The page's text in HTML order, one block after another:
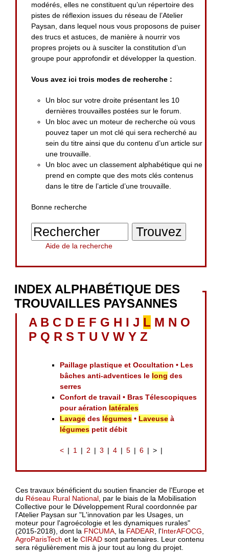
modérés, elles ne constituent qu’un répertoire des
pistes de réflexion issues du réseau de l’Atelier
Paysan, dans lequel nous vous proposons de puiser
des trucs et astuces, de manière à nourrir vos
propres projets ou à susciter la constitution d’un
groupe pour approfondir et développer la question.
Vous avez ici trois modes de recherche :
Un bloc sur votre droite présentant les 10
dernières trouvailles postées sur le forum.
Un bloc avec un moteur de recherche où vous
pouvez taper un mot clé qui sera recherché au
sein du titre ainsi que du contenu d’un article sur
une trouvaille.
Un bloc avec un classement alphabétique qui ne
prend en compte que des mots clés contenus
dans le titre de l’article d’une trouvaille.
Bonne recherche
Aide de la recherche
INDEX ALPHABÉTIQUE DES
TROUVAILLES PAYSANNES
A B C D E F G H I J L M N O
P Q R S T U V W Y Z
Paillage plastique et Occultation • Les
bâches anti-adventices le long des
serres
Confort de travail • Bras Télescopiques
pour aération latérales
Lavage des légumes • Laveuse à
légumes petit débit
< 1 2 3 4 5 6 >
Ces travaux bénéficient du soutien financier de l'Europe et
du Réseau Rural National, par le biais de la Mobilisation
Collective pour le Développement Rural coordonnée par
l'Atelier Paysan sur "L'innovation par les Usages, un
moteur pour l'agroécologie et les dynamiques rurales"
(2015-2018), dont la FNCUMA, la FADEAR, l'InterAFOCG,
AgroParisTech et le CIRAD sont partenaires. Leur contenu
sera régulièrement mis à jour tout au long du projet.